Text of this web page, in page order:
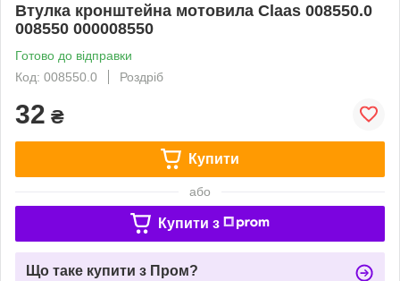
Втулка кронштейна мотовила Claas 008550.0
008550 000008550
Готово до відправки
Код: 008550.0
Роздріб
32 ₴
Купити
або
Купити з
Що таке купити з Пром?